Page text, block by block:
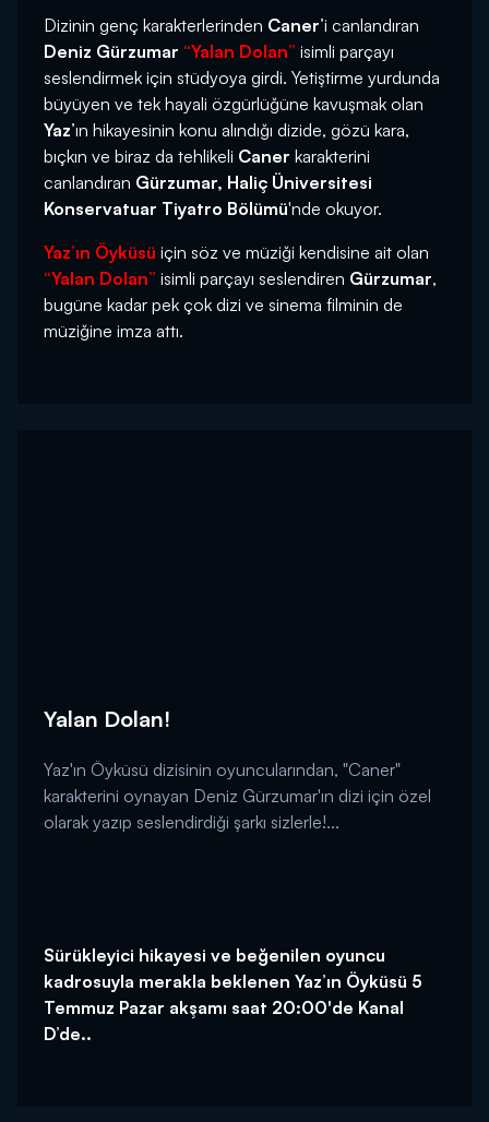
Dizinin genç karakterlerinden Caner’i canlandıran
Deniz Gürzumar “Yalan Dolan” isimli parçayı
seslendirmek için stüdyoya girdi. Yetiştirme yurdunda
büyüyen ve tek hayali özgürlüğüne kavuşmak olan
Yaz’ın hikayesinin konu alındığı dizide, gözü kara,
bıçkın ve biraz da tehlikeli Caner karakterini
canlandıran Gürzumar, Haliç Üniversitesi
Konservatuar Tiyatro Bölümü'nde okuyor.
Yaz’ın Öyküsü için söz ve müziği kendisine ait olan
“Yalan Dolan” isimli parçayı seslendiren Gürzumar,
bugüne kadar pek çok dizi ve sinema filminin de
müziğine imza attı.
Yalan Dolan!
Yaz'ın Öyküsü dizisinin oyuncularından, "Caner"
karakterini oynayan Deniz Gürzumar'ın dizi için özel
olarak yazıp seslendirdiği şarkı sizlerle!...
Sürükleyici hikayesi ve beğenilen oyuncu
kadrosuyla merakla beklenen Yaz’ın Öyküsü 5
Temmuz Pazar akşamı saat 20:00'de Kanal
D’de..